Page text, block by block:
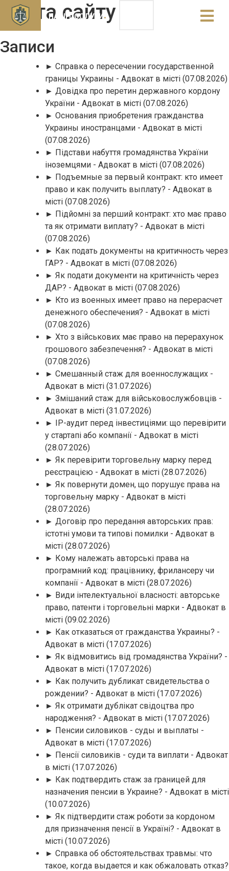
НАШІ ПОСЛУГИ
Карта сайту
Записи
► Справка о пересечении государственной
границы Украины - Адвокат в місті (07.08.2026)
► Довідка про перетин державного кордону
України - Адвокат в місті (07.08.2026)
► Основания приобретения гражданства
Украины иностранцами - Адвокат в місті
(07.08.2026)
► Підстави набуття громадянства України
іноземцями - Адвокат в місті (07.08.2026)
► Подъемные за первый контракт: кто имеет
право и как получить выплату? - Адвокат в
місті (07.08.2026)
► Підйомні за перший контракт: хто має право
та як отримати виплату? - Адвокат в місті
(07.08.2026)
► Как подать документы на критичность через
ГАР? - Адвокат в місті (07.08.2026)
► Як подати документи на критичність через
ДАР? - Адвокат в місті (07.08.2026)
► Кто из военных имеет право на перерасчет
денежного обеспечения? - Адвокат в місті
(07.08.2026)
► Хто з військових має право на перерахунок
грошового забезпечення? - Адвокат в місті
(07.08.2026)
► Смешанный стаж для военнослужащих -
Адвокат в місті (31.07.2026)
► Змішаний стаж для військовослужбовців -
Адвокат в місті (31.07.2026)
► IP-аудит перед інвестиціями: що перевірити
у стартапі або компанії - Адвокат в місті
(28.07.2026)
► Як перевірити торговельну марку перед
реєстрацією - Адвокат в місті (28.07.2026)
► Як повернути домен, що порушує права на
торговельну марку - Адвокат в місті
(28.07.2026)
► Договір про передання авторських прав:
істотні умови та типові помилки - Адвокат в
місті (28.07.2026)
► Кому належать авторські права на
програмний код: працівнику, фрилансеру чи
компанії - Адвокат в місті (28.07.2026)
► Види інтелектуальної власності: авторське
право, патенти і торговельні марки - Адвокат в
місті (09.02.2026)
► Как отказаться от гражданства Украины? -
Адвокат в місті (17.07.2026)
► Як відмовитись від громадянства України? -
Адвокат в місті (17.07.2026)
► Как получить дубликат свидетельства о
рождении? - Адвокат в місті (17.07.2026)
► Як отримати дублікат свідоцтва про
народження? - Адвокат в місті (17.07.2026)
► Пенсии силовиков - суды и выплаты -
Адвокат в місті (17.07.2026)
► Пенсії силовиків - суди та виплати - Адвокат
в місті (17.07.2026)
► Как подтвердить стаж за границей для
назначения пенсии в Украине? - Адвокат в місті
(10.07.2026)
► Як підтвердити стаж роботи за кордоном
для призначення пенсії в Україні? - Адвокат в
місті (10.07.2026)
► Справка об обстоятельствах травмы: что
такое, когда выдается и как обжаловать отказ?